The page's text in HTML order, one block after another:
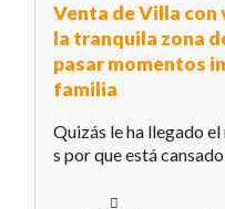
Venta de Villa con
la tranquila zona
pasar momentos
familia
Quizás le ha llegado
s por que está